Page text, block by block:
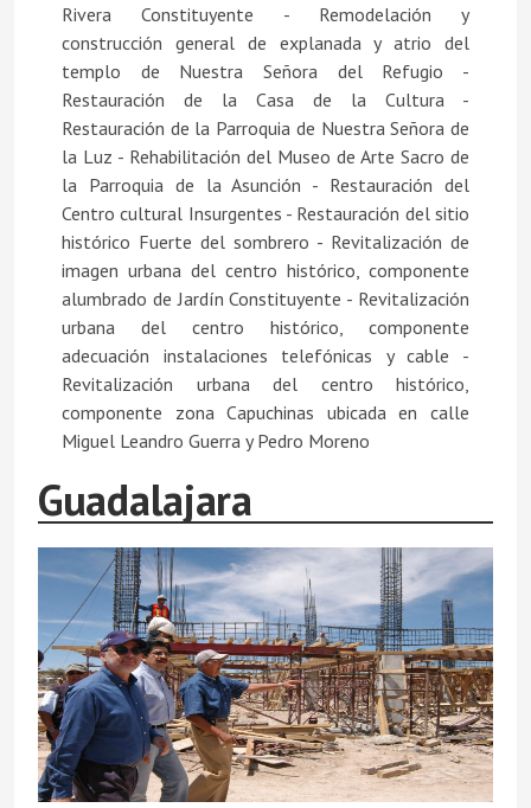
Rivera Constituyente - Remodelación y
construcción general de explanada y atrio del
templo de Nuestra Señora del Refugio -
Restauración de la Casa de la Cultura -
Restauración de la Parroquia de Nuestra Señora de
la Luz - Rehabilitación del Museo de Arte Sacro de
la Parroquia de la Asunción - Restauración del
Centro cultural Insurgentes - Restauración del sitio
histórico Fuerte del sombrero - Revitalización de
imagen urbana del centro histórico, componente
alumbrado de Jardín Constituyente - Revitalización
urbana del centro histórico, componente
adecuación instalaciones telefónicas y cable -
Revitalización urbana del centro histórico,
componente zona Capuchinas ubicada en calle
Miguel Leandro Guerra y Pedro Moreno
Guadalajara